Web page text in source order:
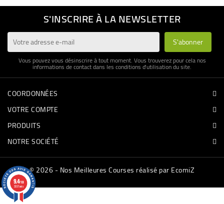
CULTURELS'INSCRIRE À LA NEWSLETTER
Vous pouvez vous désinscrire à tout moment. Vous trouverez pour cela nos
informations de contact dans les conditions d'utilisation du site.
COORDONNÉES
VOTRE COMPTE
PRODUITS
NOTRE SOCIÉTÉ
© 2026 - Nos Meilleures Courses réalisé par EcomiZ
9.4/10
3337 avis